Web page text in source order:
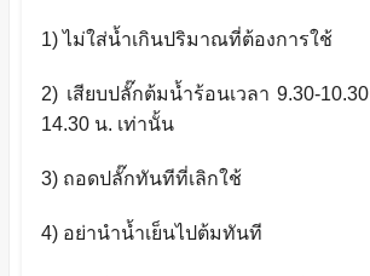
1)ไม่ใส่น้ำเกินปริมาณที่ต้องการใช้
2) เสียบปลั๊กต้มน้ำร้อนเวลา9.30-10.30
14.30 น. เท่านั้น
3) ถอดปลั๊กทันทีที่เลิกใช้
4) อย่านำน้ำเย็นไปต้มทันที